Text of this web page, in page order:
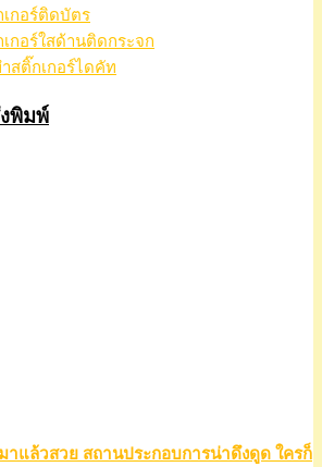
เกอร์ติดบัตร
กอร์ใสด้านติดกระจก
สติ๊กเกอร์ไดคัท
พิมพ์
แล้วสวย สถานประกอบการน่าดึงดูด ใครก็